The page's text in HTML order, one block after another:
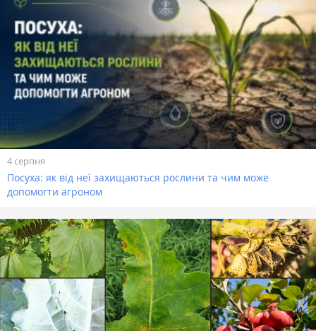
4 серпня
Посуха: як від неї захищаються рослини та чим може
допомогти агроном